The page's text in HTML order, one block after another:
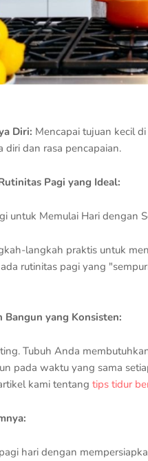
Diri: Mencapai tujuan kecil
diri dan rasa pencapaian.
Pagi yang Ideal:
langkah praktis untuk
rutinitas pagi yang
yang Konsisten:
Tubuh Anda
pada waktu yang sama
kami tentang tips tidur
hari dengan